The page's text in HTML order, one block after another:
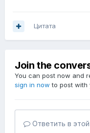
Цитата
Join the
You can post now and
sign in now to post with
Ответить в